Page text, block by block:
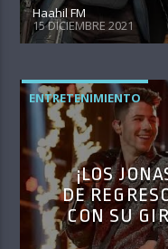
Haahil FM
15 DICIEMBRE 2021
ENTRETENIMIENTO
¡LOS
DE
CON SU